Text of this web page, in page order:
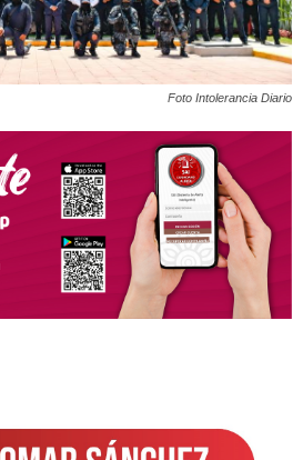
Foto Intolerancia Diario